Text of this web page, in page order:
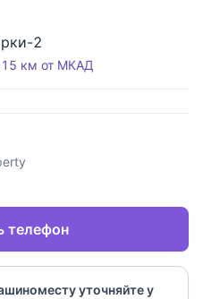
2
км от МКАД
телефон
уточняйте у